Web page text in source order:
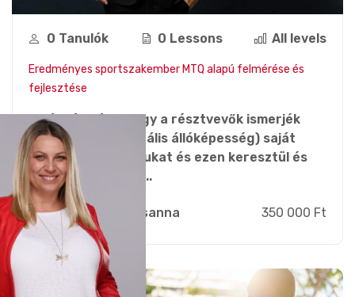
0 Tanulók 0 Lessons All levels
Eredményes sportszakember MTQ alapú felmérése és
fejlesztése
A képzés célja, hogy a résztvevők ismerjék
meg az MTQ (Mentális állóképesség) saját
személyiségprofiljukat és ezen keresztül és
képesek legyenek...
Zsebi Zsuzsanna 350 000 Ft